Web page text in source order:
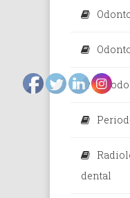
dental